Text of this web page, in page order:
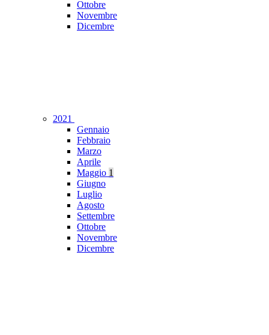
Ottobre
Novembre
Dicembre
2021
Gennaio
Febbraio
Marzo
Aprile
Maggio 1
Giugno
Luglio
Agosto
Settembre
Ottobre
Novembre
Dicembre